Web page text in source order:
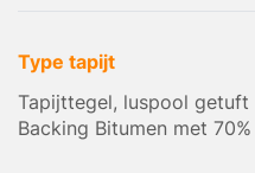
Type tapijt
Tapijttegel, luspool getuft
Backing Bitumen met